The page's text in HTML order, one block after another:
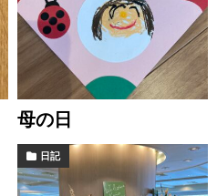
母の日
日記